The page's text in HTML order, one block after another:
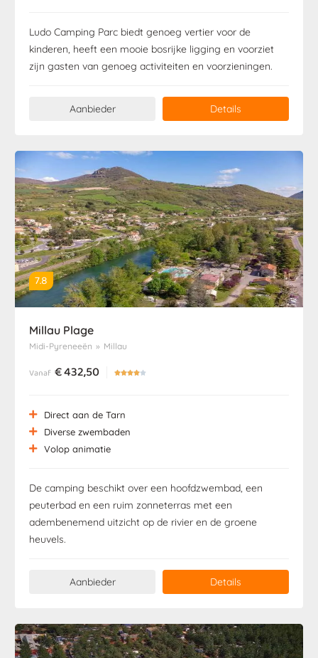
Ludo Camping Parc biedt genoeg vertier voor de
kinderen, heeft een mooie bosrijke ligging en voorziet
zijn gasten van genoeg activiteiten en voorzieningen.
Aanbieder Details
7.8
Millau Plage
Midi-Pyreneeën » Millau
Vanaf €432,50 
Direct aan de Tarn
Diverse zwembaden
Volop animatie
De camping beschikt over een hoofdzwembad, een
peuterbad en een ruim zonneterras met een
adembenemend uitzicht op de rivier en de groene
heuvels.
Aanbieder Details